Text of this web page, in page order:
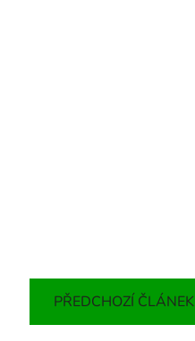
PŘEDCHOZÍ ČLÁNEK